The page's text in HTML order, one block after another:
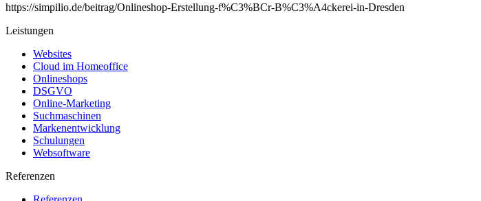
https://simpilio.de/beitrag/Onlineshop-Erstellung-f%C3%BCr-B%C3%A4ckerei-in-Dresden
Leistungen
Websites
Cloud im Homeoffice
Onlineshops
DSGVO
Online-Marketing
Suchmaschinen
Markenentwicklung
Schulungen
Websoftware
Referenzen